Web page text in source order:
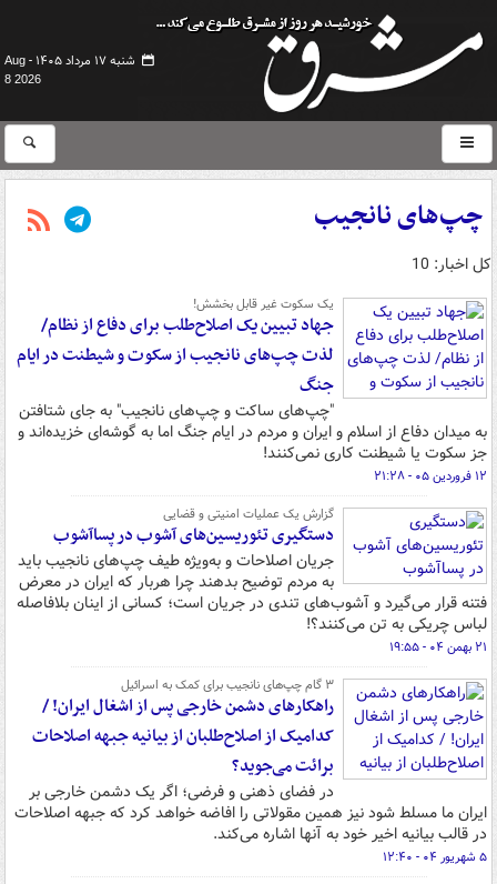
شنبه ۱۷ مرداد ۱۴۰۵ -
Aug
8 2026
چپ‌های نانجیب
کل اخبار: 10
یک سکوت غیر قابل بخشش!
جهاد تبیین یک اصلاح‌طلب برای دفاع از نظام/
لذت چپ‌های نانجیب از سکوت و شیطنت در ایام
جنگ
"چپ‌های ساکت و چپ‌های نانجیب" به جای شتافتن
به میدان دفاع از اسلام و ایران و مردم در ایام جنگ اما به گوشه‌ای خزیده‌اند و
جز سکوت یا شیطنت کاری نمی‌کنند!
۱۲ فروردین ۰۵ - ۲۱:۲۸
گزارش یک عملیات امنیتی و قضایی
دستگیری تئوریسین‌های آشوب در پساآشوب
جریان اصلاحات و به‌ویژه طیف چپ‌های نانجیب باید
به مردم توضیح بدهند چرا هربار که ایران در معرض
فتنه قرار می‌گیرد و آشوب‌های تندی در جریان است؛ کسانی از اینان بلافاصله
لباس چریکی به تن می‌کنند؟!
۲۱ بهمن ۰۴ - ۱۹:۵۵
۳ گام چپ‌های نانجیب برای کمک به اسرائیل
راهکارهای دشمن خارجی پس از اشغال ایران! /
کدامیک از اصلاح‌طلبان از بیانیه جبهه اصلاحات
برائت می‌جوید؟
در فضای ذهنی و فرضی؛ اگر یک دشمن خارجی بر
ایران ما مسلط شود نیز همین مقولاتی را افاضه خواهد کرد که جبهه اصلاحات
در قالب بیانیه اخیر خود به آنها اشاره می‌کند.
۵ شهریور ۰۴ - ۱۲:۴۰